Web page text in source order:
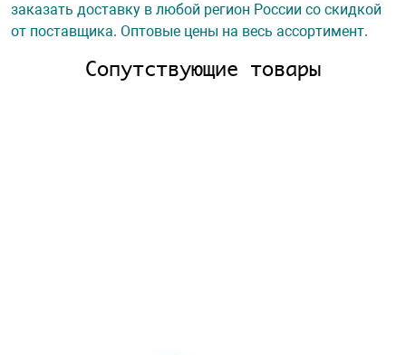
заказать доставку в любой регион России со скидкой
от поставщика. Оптовые цены на весь ассортимент.
Сопутствующие товары